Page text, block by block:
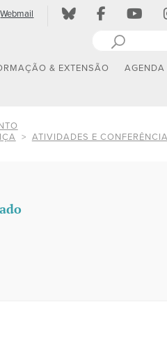
Webmail
& EXTENSÃO
ATIVIDADES E